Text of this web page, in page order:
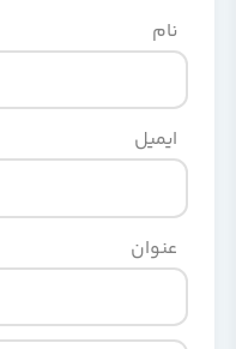
نام
ایمیل
عنوان